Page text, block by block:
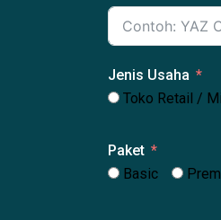
Jenis Usaha
Toko Retail /
Paket
Basic